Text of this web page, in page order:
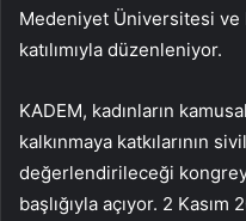
Medeniyet Üniversitesi ve
katılımıyla düzenleniyor.
KADEM, kadınların
kalkınmaya katkılarının
değerlendirileceği
başlığıyla açıyor. 2 Kasım